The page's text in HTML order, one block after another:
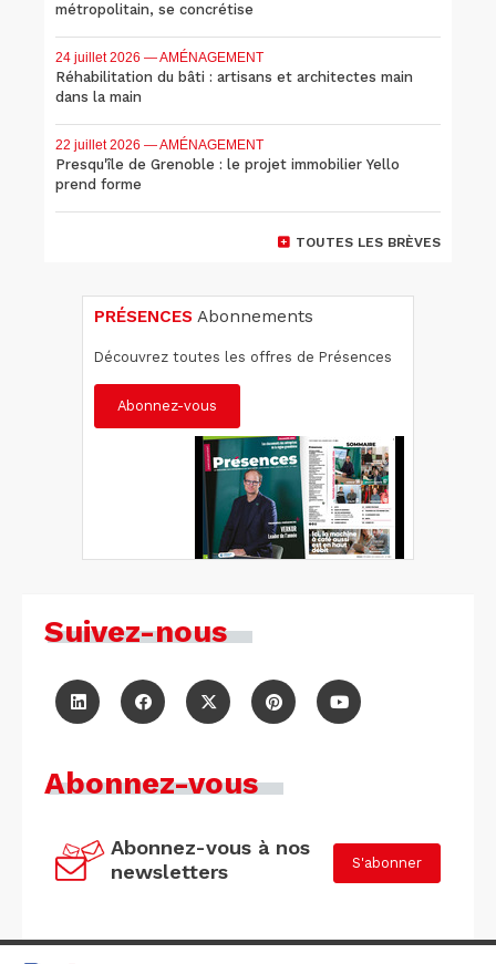
métropolitain, se concrétise
24 juillet 2026 — AMÉNAGEMENT
Réhabilitation du bâti : artisans et architectes main
dans la main
22 juillet 2026 — AMÉNAGEMENT
Presqu'île de Grenoble : le projet immobilier Yello
prend forme
TOUTES LES BRÈVES
PRÉSENCES Abonnements
Découvrez toutes les offres de Présences
Abonnez-vous
Suivez-nous
Abonnez-vous
Abonnez-vous à nos
newsletters
S'abonner